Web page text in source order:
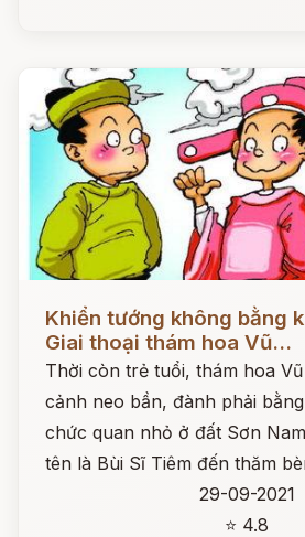
Đọc ngay
Khiển tướng không bằng
Giai thoại thám hoa Vũ...
Thời còn trẻ tuổi, thám hoa
cảnh neo bần, đành phải
chức quan nhỏ ở đất Sơn
tên là Bùi Sĩ Tiêm đến thăm
29-09-2021
⭐ 4.8